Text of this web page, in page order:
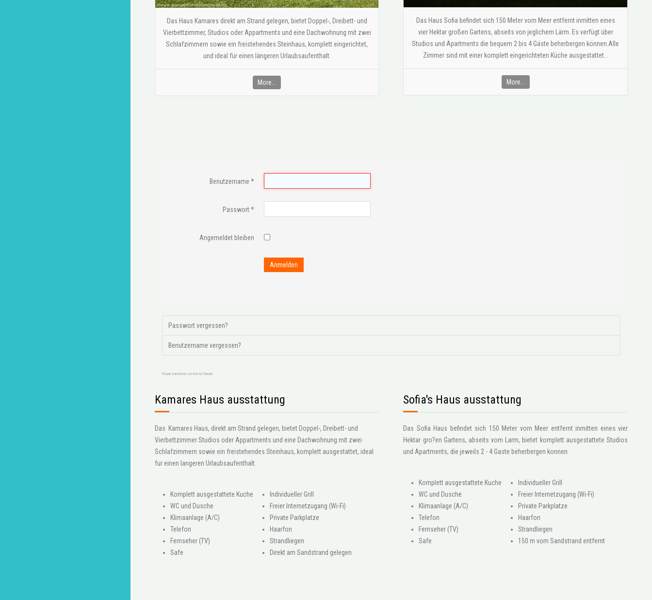
Das Haus Kamares direkt am Strand gelegen, bietet Doppel-, Dreibett- und
Vierbettzimmer, Studios oder Appartments und eine Dachwohnung mit zwei
Schlafzimmern sowie ein freistehendes Steinhaus, komplett eingerichtet,
und ideal für einen längeren Urlaubsaufenthalt.
More...
Das Haus Sofia befindet sich 150 Meter vom Meer entfernt inmitten eines
vier Hektar großen Gartens, abseits von jeglichem Lärm. Es verfügt über
Studios und Apartments die bequem 2 bis 4 Gäste beherbergen können.Alle
Zimmer sind mit einer komplett eingerichteten Küche ausgestattet...
More...
Benutzername *
Passwort*
Angemeldet bleiben
Anmelden
Passwort vergessen?
Benutzername vergessen?
FaLang translation system by Faboba
Kamares Haus ausstattung
Das Kamares Haus, direkt am Strand gelegen, bietet Doppel-, Dreibett- und
Vierbettzimmer Studios oder Appartments und eine Dachwohnung mit zwei
Schlafzimmern sowie ein freistehendes Steinhaus, komplett ausgestattet, ideal
fur einen langeren Urlaubsaufenthalt.
Komplett ausgestattete Kuche
WC und Dusche
Klimaanlage (A/C)
Telefon
Fernseher (TV)
Safe
Individueller Grill
Freier Internetzugang (Wi-Fi)
Private Parkplatze
Haarfon
Strandliegen
Direkt am Sandstrand gelegen
Sofia's Haus ausstattung
Das Sofia Haus befindet sich 150 Meter vom Meer entfernt inmitten eines vier
Hektar gro?en Gartens, abseits vom Larm, bietet komplett ausgestattete Studios
und Apartments, die jeweils 2 - 4 Gaste beherbergen konnen.
Komplett ausgestattete Kuche
WC und Dusche
Klimaanlage (A/C)
Telefon
Fernseher (TV)
Safe
Individueller Grill
Freier Internetzugang (Wi-Fi)
Private Parkplatze
Haarfon
Strandliegen
150 m vom Sandstrand entfernt